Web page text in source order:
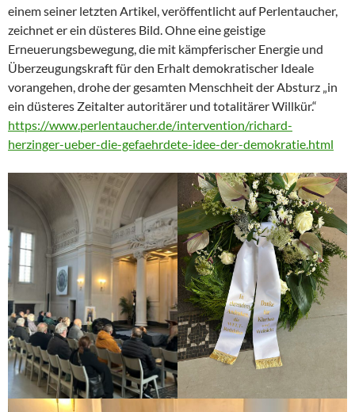
einem seiner letzten Artikel, veröffentlicht auf Perlentaucher,
zeichnet er ein düsteres Bild. Ohne eine geistige
Erneuerungsbewegung, die mit kämpferischer Energie und
Überzeugungskraft für den Erhalt demokratischer Ideale
vorangehen, drohe der gesamten Menschheit der Absturz „in
ein düsteres Zeitalter autoritärer und totalitärer Willkür.“
https://www.perlentaucher.de/intervention/richard-
herzinger-ueber-die-gefaehrdete-idee-der-demokratie.html